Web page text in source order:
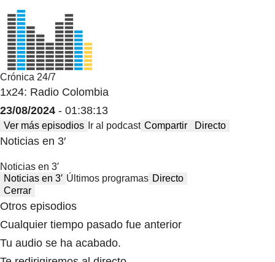
Crónica 24/7
1x24: Radio Colombia
23/08/2024 - 01:38:13
Ver más episodios Ir al podcast Compartir Directo
Noticias en 3′
Noticias en 3′
Noticias en 3′ Últimos programas Directo
Cerrar
Otros episodios
Cualquier tiempo pasado fue anterior
Tu audio se ha acabado.